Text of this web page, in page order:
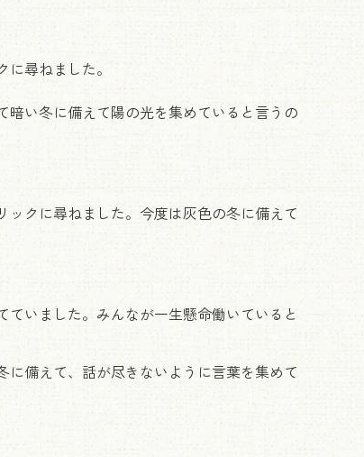
尋ねました。
い冬に備えて陽の光を集めていると言うの
クに尋ねました。今度は灰色の冬に備えて
いました。みんなが一生懸命働いていると
備えて、話が尽きないように言葉を集めて